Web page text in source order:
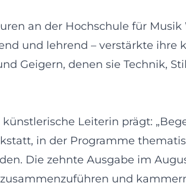
an der Hochschule für
und lehrend – verstärkte ihre
Geigern, denen sie Technik,
Leiterin prägt:
in der Programme
Die zehnte Ausgabe im
und